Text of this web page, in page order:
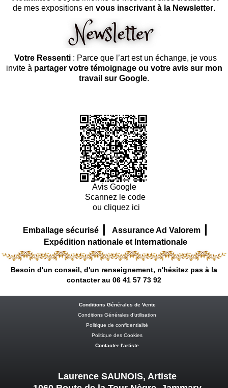
de mes expositions en vous inscrivant à la Newsletter.
Votre Ressenti: Parce que l’art est un échange, je vous
invite à partager votre témoignage ou votre avis sur mon
travail sur Google.
Avis Google
Scannez le code
ou cliquez ici
Emballage sécurisé | Assurance Ad Valorem |
Expédition nationale et Internationale
Besoin d'un conseil, d'un renseignement, n'hésitez pas à la
contacter au 06 41 57 73 92
Conditions Générales de Vente
Conditions Générales d’utilisation
Politique de confidentialité
Politique des Cookies
Contacter l'artiste
Laurence SAUNOIS, Artiste